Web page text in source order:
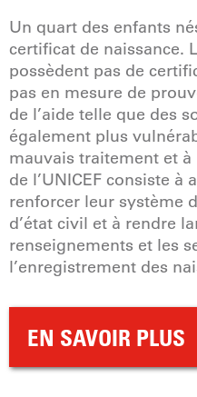
Un quart des enfants
certificat de naissance.
possèdent pas de
pas en mesure de
de l’aide telle que des
également plus
mauvais traitement et
de l’UNICEF consiste à
renforcer leur système
d’état civil et à rendre
renseignements et les
l’enregistrement des
EN SAVOIR PLUS